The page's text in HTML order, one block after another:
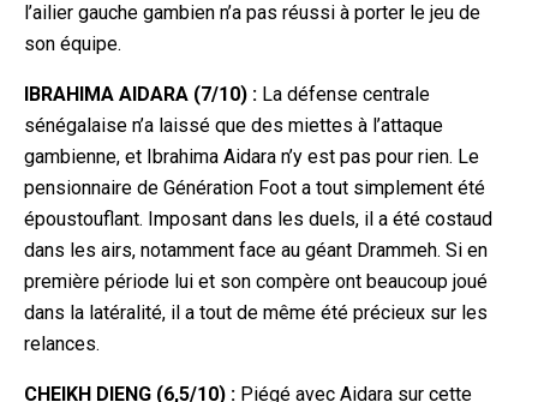
l’ailier gauche gambien n’a pas réussi à porter le jeu de
son équipe.
IBRAHIMA AIDARA (7/10) : La défense centrale
sénégalaise n’a laissé que des miettes à l’attaque
gambienne, et Ibrahima Aidara n’y est pas pour rien. Le
pensionnaire de Génération Foot a tout simplement été
époustouflant. Imposant dans les duels, il a été costaud
dans les airs, notamment face au géant Drammeh. Si en
première période lui et son compère ont beaucoup joué
dans la latéralité, il a tout de même été précieux sur les
relances.
CHEIKH DIENG (6,5/10) : Piégé avec Aidara sur cette